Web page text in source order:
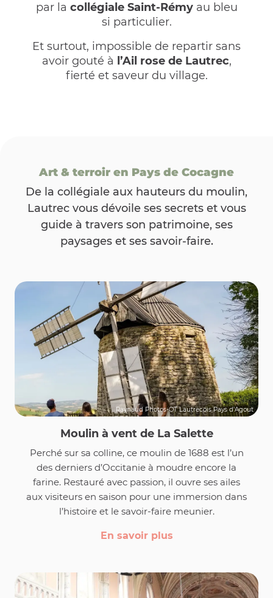
par la collégiale Saint-Rémyau bleu
si particulier.
Et surtout, impossible de repartir sans
avoir gouté à l’Ail rose de Lautrec,
fierté et saveur du village.
Art & terroir en Pays de Cocagne
De la collégiale aux hauteurs du moulin,
Lautrec vous dévoile ses secrets et vous
guide à travers son patrimoine, ses
paysages et ses savoir-faire.
Raynaud Photos-OT Lautrecois Pays d'Agout
Moulin à vent de La Salette
Perché sur sa colline, ce moulin de 1688 est l’un
des derniers d’Occitanie à moudre encore la
farine. Restauré avec passion, il ouvre ses ailes
aux visiteurs en saison pour une immersion dans
l’histoire et le savoir-faire meunier.
En savoir plus